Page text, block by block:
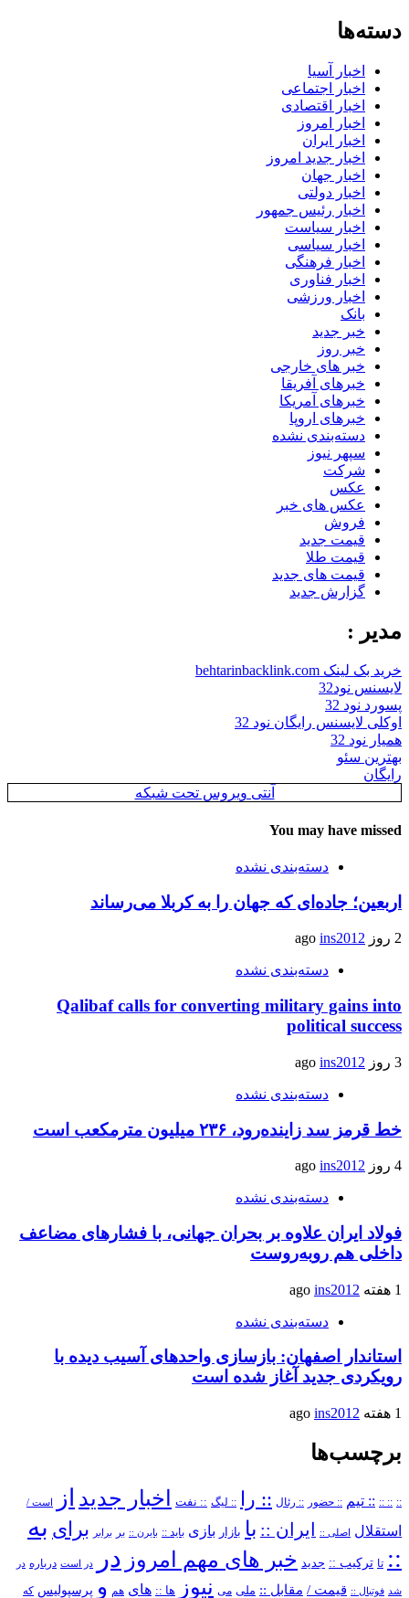
دسته‌ها
اخبار آسیا
اخبار اجتماعی
اخبار اقتصادی
اخبار امروز
اخبار ایران
اخبار جدید امروز
اخبار جهان
اخبار دولتی
اخبار رئیس جمهور
اخبار سیاست
اخبار سیاسی
اخبار فرهنگی
اخبار فناوری
اخبار ورزشی
بانک
خبر جدید
خبر روز
خبر های خارجی
خبرهای آفریقا
خبرهای آمریکا
خبرهای اروپا
دسته‌بندی نشده
سپهر نیوز
شرکت
عکس
عکس های خبر
فروش
قیمت جدید
قیمت طلا
قیمت های جدید
گزارش جدید
مدیر :
خرید بک لینک behtarinbacklink.com
لایسنس نود32
پسورد نود 32
اوکلی لایسنس رایگان نود 32
همیار نود 32
بهترین سئو
رایگان
آنتی ویروس تحت شبکه
You may have missed
دسته‌بندی نشده
اربعین؛ جاده‌ای که جهان را به کربلا می‌رساند
2 روز ago ins2012
دسته‌بندی نشده
Qalibaf calls for converting military gains into
political success
3 روز ago ins2012
دسته‌بندی نشده
خط قرمز سد زاینده‌رود، ۲۳۶ میلیون مترمکعب است
4 روز ago ins2012
دسته‌بندی نشده
فولاد ایران علاوه بر بحران جهانی، با فشارهای مضاعف
داخلی هم روبه‌روست
1 هفته ago ins2012
دسته‌بندی نشده
استاندار اصفهان: بازسازی واحدهای آسیب دیده با
رویکردی جدید آغاز شده است
1 هفته ago ins2012
برچسب‌ها
::
:: :: :: تیم :: حضور :: رئال :: را :: لیگ :: نفت اخبار جدید از است /
استقلال اصلی :: ایران :: با بازار بازی باید :: بایرن :: بر برابر برای به
:: تا ترکیب :: جدید خبر های مهم امروز در در است درباره در
شد فوتبال :: قیمت / مقابل :: ملی می نیوز ها :: های هم و پرسپولیس که